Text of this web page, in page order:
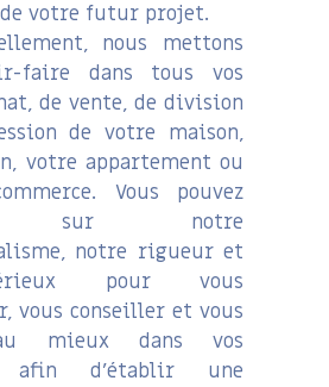
votre futur projet.
nous mettons
faire dans tous vos
de vente, de division
de votre maison,
votre appartement ou
Vous pouvez
sur notre
notre rigueur et
pour vous
vous conseiller et vous
mieux dans vos
afin d’établir une